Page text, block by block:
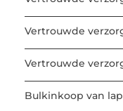
Vertrouwde
Vertrouwde
Bulkinkoop van